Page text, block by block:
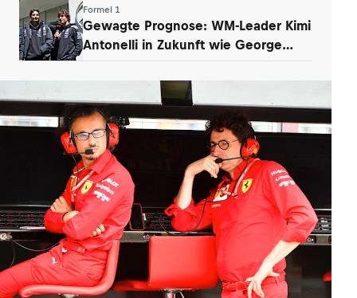
Formel 1
Gewagte Prognose: WM-Leader Kimi
Antonelli in Zukunft wie George